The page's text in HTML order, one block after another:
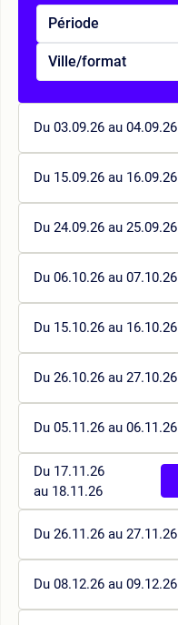
Période
Ville/format
Du 03.09.26 au 04.09.26
Du 15.09.26 au 16.09.26
Du 24.09.26 au 25.09.26
Du 06.10.26 au 07.10.26
Du 15.10.26 au 16.10.26
Du 26.10.26 au 27.10.26
Du 05.11.26 au 06.11.26
Du 17.11.26
au 18.11.26
Du 26.11.26 au 27.11.26
Du 08.12.26 au 09.12.26